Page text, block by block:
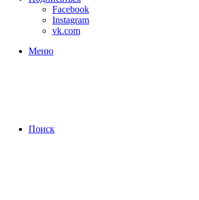
Facebook
Instagram
vk.com
Меню
Поиск